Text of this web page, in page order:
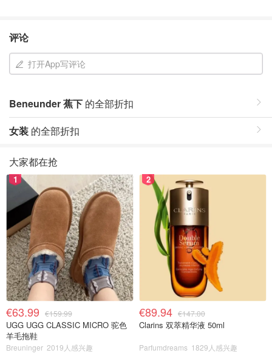
评论
打开App写评论
Beneunder 蕉下 的全部折扣
女装 的全部折扣
大家都在抢
1
€63.99 €159.99
UGG UGG CLASSIC MICRO 驼色
羊毛拖鞋
Breuninger 2019人感兴趣
2
€89.94 €147.00
Clarins 双萃精华液 50ml
Parfumdreams 1829人感兴趣